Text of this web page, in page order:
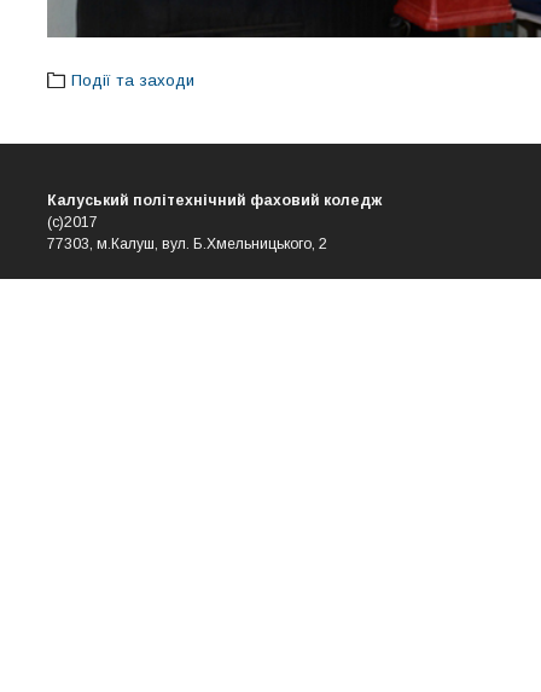
Події та заходи
Калуський політехнічний фаховий коледж
(с)2017
77303, м.Калуш, вул. Б.Хмельницького, 2